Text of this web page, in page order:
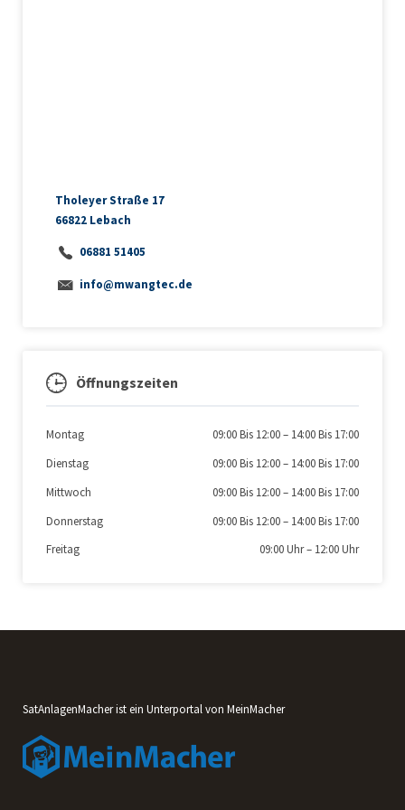
Tholeyer Straße 17
66822 Lebach
06881 51405
info@mwangtec.de
Öffnungszeiten
Montag 09:00 Bis 12:00– 14:00 Bis 17:00
Dienstag
09:00 Bis 12:00– 14:00 Bis 17:00
Mittwoch
09:00 Bis 12:00– 14:00 Bis 17:00
Donnerstag
09:00 Bis 12:00– 14:00 Bis 17:00
Freitag
09:00 Uhr– 12:00 Uhr
SatAnlagenMacher ist ein Unterportal von MeinMacher